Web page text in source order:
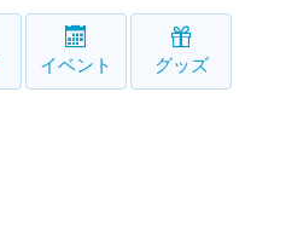
イベント グッズ